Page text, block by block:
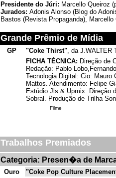
Presidente do Júri: Marcello Queiroz
Jurados: Adonis Alonso (Blog do
Bastos (Revista Propaganda),
Grande Prêmio de Mídia
GP "Coke Thirst", da J.WALTER
FICHA TÉCNICA: Direção de
Redação: Pablo
Tecnologia Digital: Cio:
Mattos. Atendimento: Felipe
Estúdio Jls & Upmix. Direção
Sobral. Produção de Trilha
Filme
Trabalhos Premiados
Categoria: Presen�a de
Ouro "Coke Pop Culture